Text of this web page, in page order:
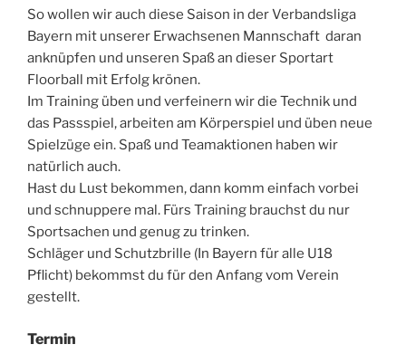
So wollen wir auch diese Saison in der Verbandsliga
Bayern mit unserer Erwachsenen Mannschaft daran
anknüpfen und unseren Spaß an dieser Sportart
Floorball mit Erfolg krönen.
Im Training üben und verfeinern wir die Technik und
das Passspiel, arbeiten am Körperspiel und üben neue
Spielzüge ein. Spaß und Teamaktionen haben wir
natürlich auch.
Hast du Lust bekommen, dann komm einfach vorbei
und schnuppere mal. Fürs Training brauchst du nur
Sportsachen und genug zu trinken.
Schläger und Schutzbrille (In Bayern für alle U18
Pflicht) bekommst du für den Anfang vom Verein
gestellt.
Termin